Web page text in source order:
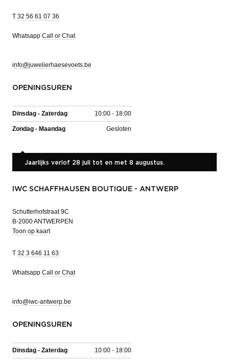
T 32 56 61 07 36
Whatsapp Call or Chat
info@juwelierhaesevoets.be
OPENINGSUREN
Dinsdag - Zaterdag 10:00 - 18:00
Zondag - Maandag Gesloten
Jaarlijks verlof 28 juli tot en met 8 augustus.
IWC SCHAFFHAUSEN BOUTIQUE - ANTWERP
Schutterhofstraat 9C
B-2000 ANTWERPEN
Toon op kaart
T 32 3 646 11 63
Whatsapp Call or Chat
info@iwc-antwerp.be
OPENINGSUREN
Dinsdag - Zaterdag 10:00 - 18:00